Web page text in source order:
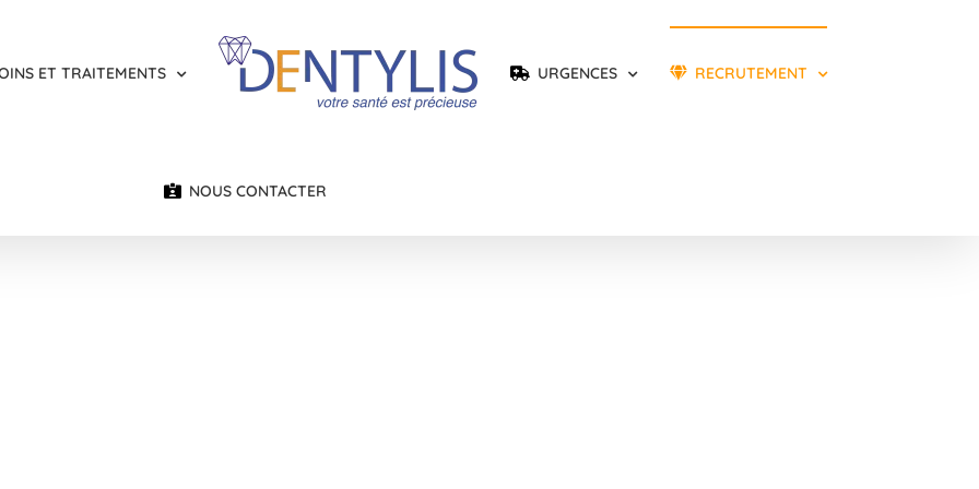
ET TRAITEMENTS URGENCES RECRUTEMENT
NOUS CONTACTER